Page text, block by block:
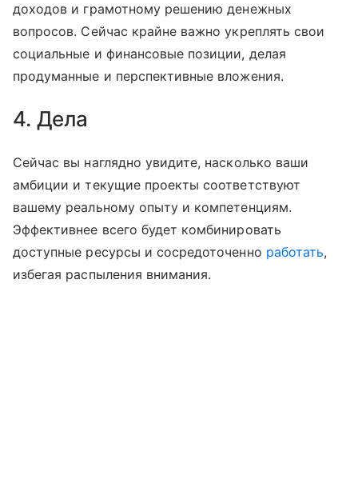
доходов и грамотному решению денежных
вопросов. Сейчас крайне важно укреплять свои
социальные и финансовые позиции, делая
продуманные и перспективные вложения.
4. Дела
Сейчас вы наглядно увидите, насколько ваши
амбиции и текущие проекты соответствуют
вашему реальному опыту и компетенциям.
Эффективнее всего будет комбинировать
доступные ресурсы и сосредоточенно работать,
избегая распыления внимания.